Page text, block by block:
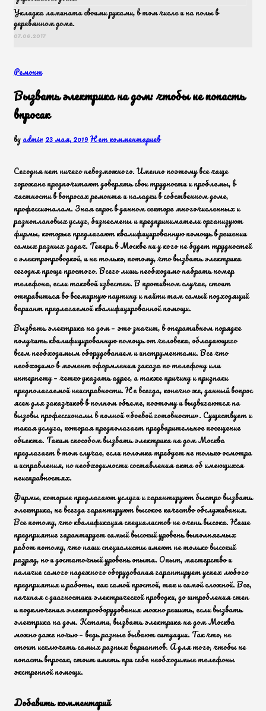
Укладка ламината своими руками, в том числе и на полы в
деревянном доме.
07.06.2017
Ремонт
Вызвать электрика на дом: чтобы не попасть
впросак
byadmin 23 мая, 2019Нет комментариев
Сегодня нет ничего невозможного. Именно поэтому все чаще
горожане предпочитают доверять свои трудности и проблемы, в
частности в вопросах ремонта и наладки в собственном доме,
профессионалам. Зная спрос в данном секторе многочисленных и
разноплановых услуг, бизнесмены и предприниматели организуют
фирмы, которые предлагают квалифицированную помощь в решении
самых разных задач. Теперь в Москве ни у кого не будет трудностей
с электропроводкой, и не только, потому, что вызвать электрика
сегодня проще простого. Всего лишь необходимо набрать номер
телефона, если таковой известен. В противном случае, стоит
отправиться во всемирную паутину и найти там самый подходящий
вариант предлагаемой квалифицированной помощи.
Вызвать электрика на дом – это значит, в оперативном порядке
получить квалифицированную помощь от человека, обладающего
всем необходимым оборудованием и инструментами. Все что
необходимо в момент оформления заказа по телефону или
интернету – четко указать адрес, а также причину и признаки
предполагаемой неисправности. Не всегда, конечно же, данный вопрос
ясен для заказчиков в полном объеме, поэтому и выдвигаются на
вызовы профессионалы в полной «боевой готовности». Существует и
такая услуга, которая предполагает предварительное посещение
объекта. Таким способом вызвать электрика на дом Москва
предлагает в том случае, если поломка требует не только осмотра
и исправления, но необходимости составления акта об имеющихся
неисправностях.
Фирмы, которые предлагают услуги и гарантируют быстро вызвать
электрика, не всегда гарантируют высокое качество обслуживания.
Все потому, что квалификация специалистов не очень высока. Наше
предприятие гарантирует самый высокий уровень выполняемых
работ потому, что наши специалисты имеют не только высокий
разряд, но и достаточный уровень опыта. Опыт, мастерство и
наличие самого надежного оборудования гарантирует успех любого
предприятия и работы, как самой простой, так и самой сложной. Все,
начиная с диагностики электрической проводки, до штробления стен
и подключения электрооборудования можно решить, если вызвать
электрика на дом. Кстати, вызвать электрика на дом Москва
можно даже ночью – ведь разные бывают ситуации. Так что, не
стоит исключать самых разных вариантов. А для того, чтобы не
попасть впросак, стоит иметь при себе необходимые телефоны
экстренной помощи.
Добавить комментарий